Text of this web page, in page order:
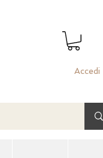
Accedi